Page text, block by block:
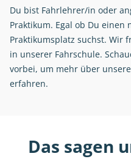
Du bist Fahrlehrer/in oder
Praktikum. Egal ob Du einen
Praktikumsplatz suchst. Wir
in unserer Fahrschule.
vorbei, um mehr über
erfahren.
Das sagen